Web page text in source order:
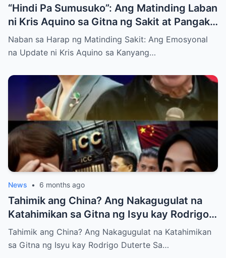
“Hindi Pa Sumusuko”: Ang Matinding Laban
ni Kris Aquino sa Gitna ng Sakit at Pangako
sa mga Anak
Naban sa Harap ng Matinding Sakit: Ang Emosyonal
na Update ni Kris Aquino sa Kanyang…
News • 6 months ago
Tahimik ang China? Ang Nakagugulat na
Katahimikan sa Gitna ng Isyu kay Rodrigo
Duterte
Tahimik ang China? Ang Nakagugulat na Katahimikan
sa Gitna ng Isyu kay Rodrigo Duterte Sa…